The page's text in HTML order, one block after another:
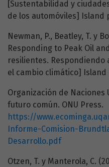
[Sustentabilidad y
de los automóviles] Island
Newman, P., Beatley, T. y
Responding to Peak Oil
resilientes. Respondiendo
el cambio climático] Island
Organización de Naciones
futuro común. ONU Press.
https://
Informe-Comision-
Desarrollo.pdf
Otzen, T. y Manterola, C.